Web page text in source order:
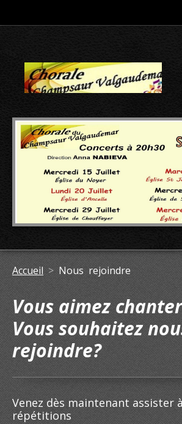
Accueil >Nous rejoindre
Vous aimez
Vous souhaitez
rejoindre?
Venez dès maintenant assister
répétitions